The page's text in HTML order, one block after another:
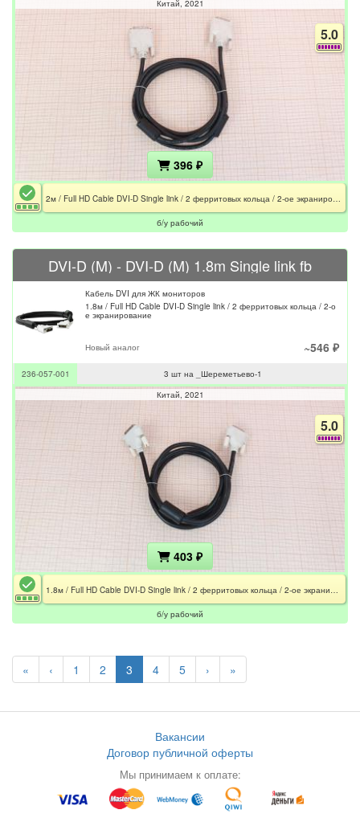
Китай 2021
5.0
396 ₽
2м / Full HD Cable DVI-D Single link / 2 ферритовых кольца / 2-ое экранирование
б/у рабочий
DVI-D (M) - DVI-D (M) 1.8m Single link fb
Кабель DVI для ЖК мониторов
1.8м / Full HD Cable DVI-D Single link / 2 ферритовых кольца / 2-о
е экранирование
Новый аналог ~546 ₽
236-057-001
3 шт на _Шереметьево-1
Китай 2021
5.0
403 ₽
б/у рабочий
« ‹ 1 2 3 4 5 › »
Вакансии
Договор публичной оферты
Мы принимаем к оплате: